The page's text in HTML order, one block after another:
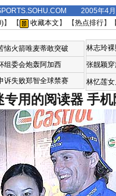
2005年4
)】 【 收藏本文 】 【热点排行】
恼火箭唯麦蒂敢突破
组委会炮轰阿加西
诉失败郑智全球禁赛
林志玲
张靓颖
林忆莲
专用的阅读器 手